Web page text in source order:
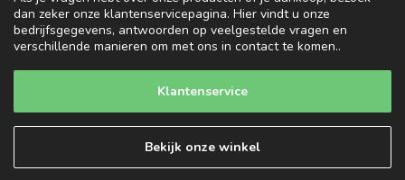
dan zeker onze klantenservicepagina. Hier vindt u onze
bedrijfsgegevens, antwoorden op veelgestelde vragen en
verschillende manieren om met ons in contact te komen..
Klantenservice
Bekijk onze winkel